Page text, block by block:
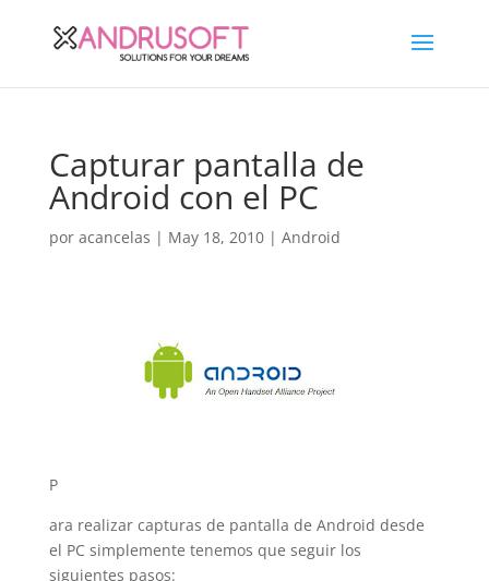
Capturar pantalla de
Android con el PC
por acancelas | May 18, 2010| Android
P
ara realizar capturas de pantalla de Android desde
el PC simplemente tenemos que seguir los
siguientes pasos: